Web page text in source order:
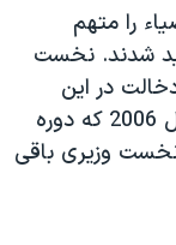
را متهم
شدند. نخست
در اين
واقعه را رد کرده است و گفته است تا سال 2006 که دوره
وزيری باقی